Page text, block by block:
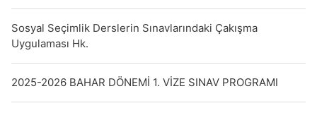
Sosyal Seçimlik Derslerin Sınavlarındaki Çakışma
Uygulaması Hk.
2025-2026 BAHAR DÖNEMİ 1. VİZE SINAV PROGRAMI